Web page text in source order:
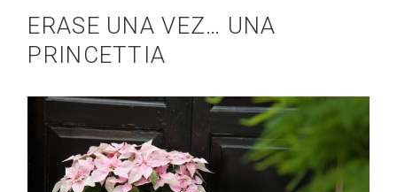
ARTE FLORAL
ERASE UNA VEZ… UNA
PRINCETTIA